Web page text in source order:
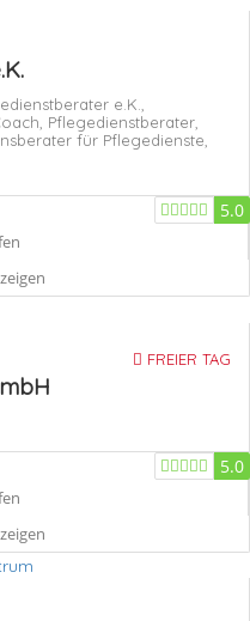
e.K.,
Pflegedienstberater,
für Pflegedienste,
5.0
FREIER TAG
5.0